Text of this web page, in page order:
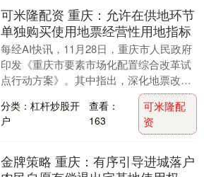
可米隆配资 重庆：允许在供地环节
单独购买使用地票经营性用地指标
每经AI快讯，11月28日，重庆市人民政府
印发《重庆市要素市场化配置综合改革试
点行动方案》。其中指出，深化地票改
革。将地票“两费”功能使用到工业和划拨
类城镇建设....
分类：杠杆炒股开
户
查看：
163
可米隆配
资
金牌策略 重庆：有序引导进城落户